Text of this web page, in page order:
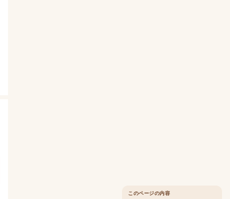
このページの内容